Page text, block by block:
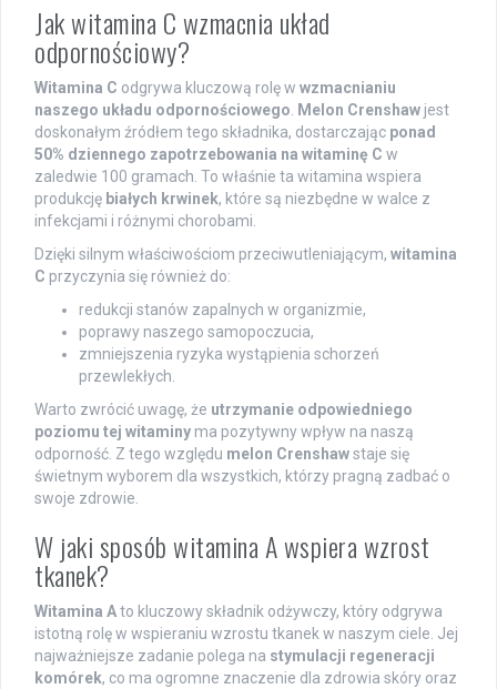
Jak witamina C wzmacnia układ
odpornościowy?
Witamina C odgrywa kluczową rolę w wzmacnianiu
naszego układu odpornościowego
Melon Crenshaw jest
doskonałym źródłem tego składnika, dostarczając ponad
50% dziennego zapotrzebowania na witaminę C w
zaledwie 100 gramach. To właśnie ta witamina wspiera
produkcję białych krwinek, które są niezbędne w walce z
infekcjami i różnymi chorobami.
Dzięki silnym właściwościom przeciwutleniającym, witamina
C przyczynia się również do:
redukcji stanów zapalnych w organizmie,
poprawy naszego samopoczucia,
zmniejszenia ryzyka wystąpienia schorzeń
przewlekłych.
Warto zwrócić uwagę, że utrzymanie odpowiedniego
poziomu tej witaminy ma pozytywny wpływ na naszą
odporność. Z tego względu melon Crenshawstaje się
świetnym wyborem dla wszystkich, którzy pragną zadbać o
swoje zdrowie.
W jaki sposób witamina A wspiera wzrost
tkanek?
Witamina Ato kluczowy składnik odżywczy, który odgrywa
istotną rolę w wspieraniu wzrostu tkanek w naszym ciele. Jej
najważniejsze zadanie polega na stymulacji regeneracji
komórek, co ma ogromne znaczenie dla zdrowia skóry oraz